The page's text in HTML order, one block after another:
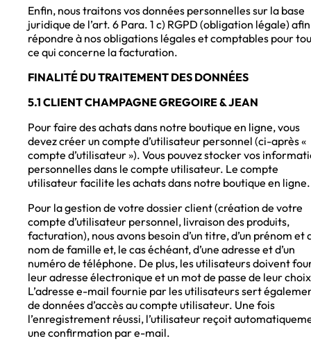
Enfin, nous traitons vos données personnelles sur la base
juridique de l’art. 6 Para. 1 c) RGPD (obligation légale)
répondre à nos obligations légales et comptables pour
ce qui concerne la facturation.
FINALITÉ DU TRAITEMENT DES DONNÉES
5.1 CLIENT CHAMPAGNE GREGOIRE & JEAN
Pour faire des achats dans notre boutique en ligne, vous
devez créer un compte d’utilisateur personnel (ci-après «
compte d’utilisateur »). Vous pouvez stocker vos
personnelles dans le compte utilisateur. Le compte
utilisateur facilite les achats dans notre boutique en ligne.
Pour la gestion de votre dossier client (création de votre
compte d’utilisateur personnel, livraison des produits,
facturation), nous avons besoin d’un titre, d’un prénom et
nom de famille et, le cas échéant, d’une adresse et d’un
numéro de téléphone. De plus, les utilisateurs doivent
leur adresse électronique et un mot de passe de leur
L’adresse e-mail fournie par les utilisateurs sert
de données d’accès au compte utilisateur. Une fois
l’enregistrement réussi, l’utilisateur reçoit
une confirmation par e-mail.